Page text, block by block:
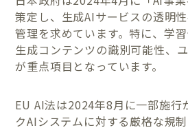
策定し、生成AIサービスの透明
管理を求めています。特に、学習
生成コンテンツの識別可能性、
が重点項目となっています。
EU AI法は2024年8月に一部施行
クAIシステムに対する厳格な規制